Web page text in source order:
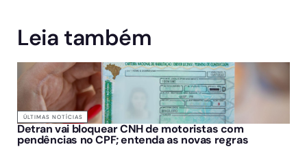
Leia também
ÚLTIMAS NOTÍCIAS
Detran vai bloquear CNH de motoristas com
pendências no CPF; entenda as novas regras